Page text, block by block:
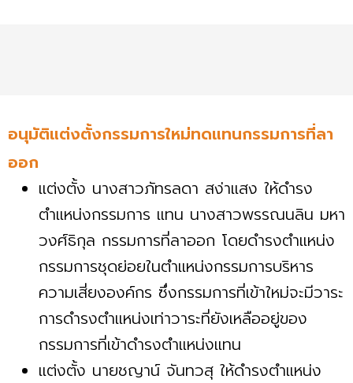
อนุมัติแต่งตั้งกรรมการใหม่ทดแทนกรรมการที่ลา
ออก
แต่งตั้ง นางสาวภัทรลดา สง่าแสง ให้ดำรง
ตำแหน่งกรรมการ แทน นางสาวพรรณนลิน มหา
วงศ์ธิกุล กรรมการที่ลาออก โดยดำรงตำแหน่ง
กรรมการชุดย่อยในตำแหน่งกรรมการบริหาร
ความเสี่ยงองค์กร ซึ่งกรรมการที่เข้าใหม่จะมีวาระ
การดำรงตำแหน่งเท่าวาระที่ยังเหลืออยู่ของ
กรรมการที่เข้าดำรงตำแหน่งแทน
แต่งตั้ง นายชญาน์ จันทวสุ ให้ดำรงตำแหน่ง